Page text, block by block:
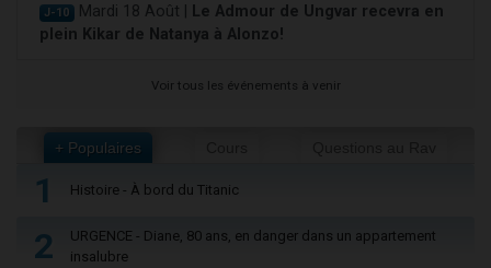
J-10 Mardi 18 Août |
Le Admour de Ungvar recevra en
plein Kikar de Natanya à Alonzo!
Voir tous les événements à venir
+ Populaires
1 Histoire - À bord du Titanic
2
URGENCE - Diane, 80 ans, en danger dans un appartement
insalubre